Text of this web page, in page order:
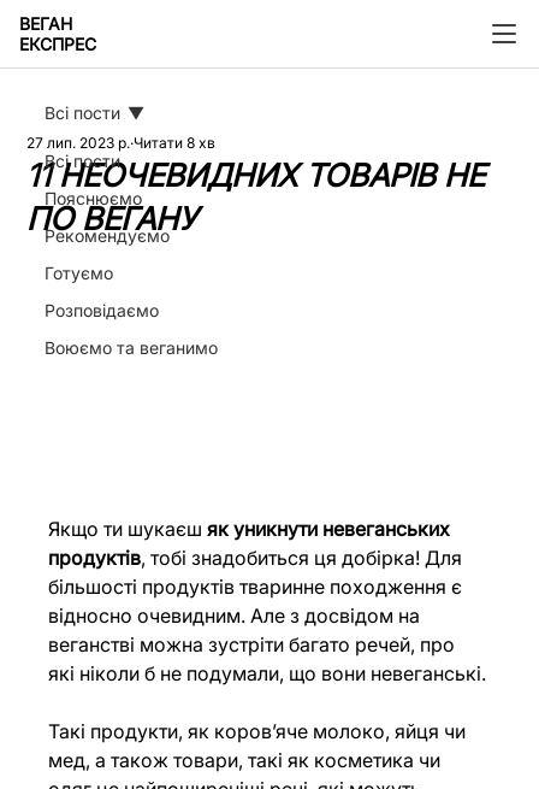
ВЕГАН
ЕКСПРЕС
Всі пости
Пояснюємо
Рекомендуємо
Готуємо
Розповідаємо
Воюємо та веганимо
Всі пости
11 НЕОЧЕВИДНИХ ТОВАРІВ НЕ
ПО ВЕГАНУ
27 лип. 2023 р. Читати 8 хв
Якщо ти шукаєш як уникнути невеганських
продуктів, тобі знадобиться ця добірка! Для
більшості продуктів тваринне походження є
відносно очевидним. Але з досвідом на
веганстві можна зустріти багато речей, про
які ніколи б не подумали, що вони невеганські.
Такі продукти, як коров’яче молоко, яйця чи
мед, а також товари, такі як косметика чи